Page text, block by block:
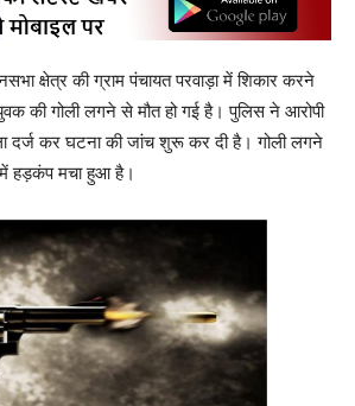
क्षेत्र की ग्राम पंचायत परवाड़ा में शिकार करने
की गोली लगने से मौत हो गई है। पुलिस ने आरोपी
दर्ज कर घटना की जांच शुरू कर दी है। गोली लगने
हड़कंप मचा हुआ है।